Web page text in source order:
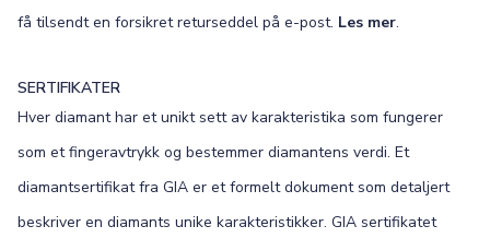
få tilsendt en forsikret returseddel på e-post. Les mer.
SERTIFIKATER
Hver diamant har et unikt sett av karakteristika som fungerer
som et fingeravtrykk og bestemmer diamantens verdi. Et
diamantsertifikat fra GIA er et formelt dokument som detaljert
beskriver en diamants unike karakteristikker. GIA sertifikatet